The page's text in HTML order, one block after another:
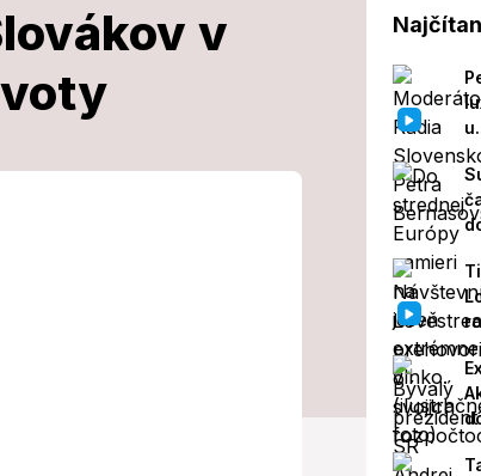
v
dopravné predpisy.